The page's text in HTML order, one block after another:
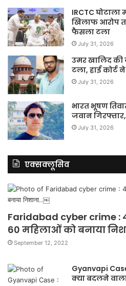
IRCTC
खिलाफ आरोप
फैसला टला
July 31, 2026
उमर खालिद
टला, हाई कोर्ट
July 31, 2026
भारत भूषण
जवान
July 31, 2026
एक्सक्लूसिव
Faridabad cyber crime :
60 महिलाओं को बनाया
September 12, 2022
Gyanvapi
क्या बदलने